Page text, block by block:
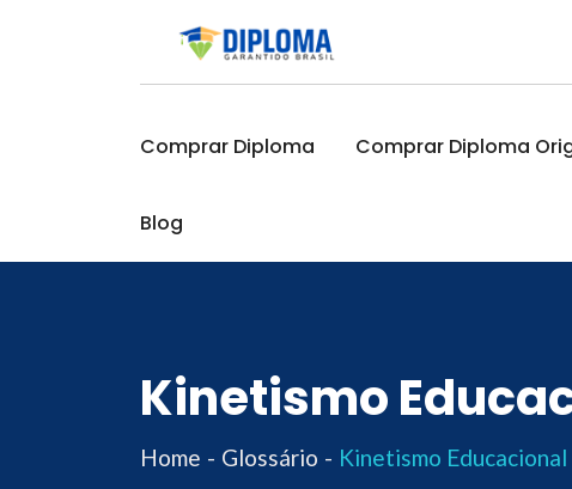
Comprar Diploma Comprar Diploma
Blog
Kinetismo
Home Glossário Kinetismo Educacional